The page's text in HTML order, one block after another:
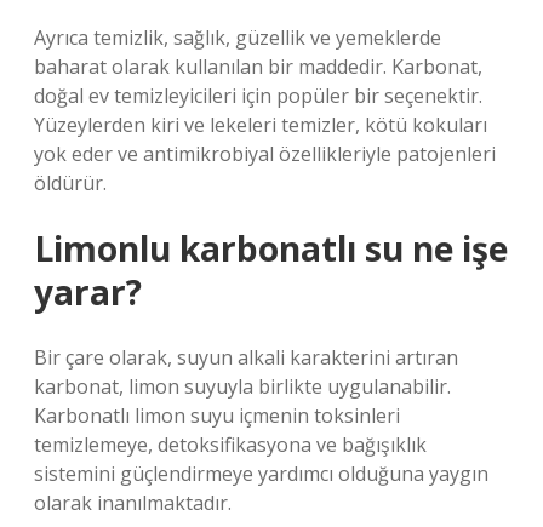
Ayrıca temizlik, sağlık, güzellik ve yemeklerde
baharat olarak kullanılan bir maddedir. Karbonat,
doğal ev temizleyicileri için popüler bir seçenektir.
Yüzeylerden kiri ve lekeleri temizler, kötü kokuları
yok eder ve antimikrobiyal özellikleriyle patojenleri
öldürür.
Limonlu karbonatlı su ne işe
yarar?
Bir çare olarak, suyun alkali karakterini artıran
karbonat, limon suyuyla birlikte uygulanabilir.
Karbonatlı limon suyu içmenin toksinleri
temizlemeye, detoksifikasyona ve bağışıklık
sistemini güçlendirmeye yardımcı olduğuna yaygın
olarak inanılmaktadır.